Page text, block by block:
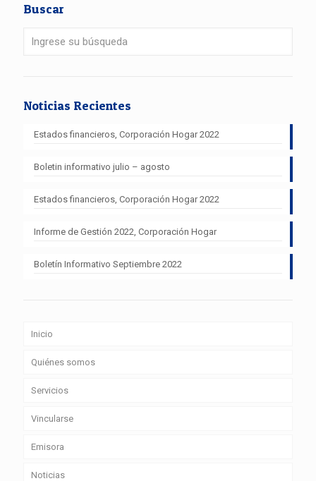
Buscar
Noticias Recientes
Estados financieros, Corporación Hogar 2022
Boletin informativo julio – agosto
Estados financieros, Corporación Hogar 2022
Informe de Gestión 2022, Corporación Hogar
Boletín Informativo Septiembre 2022
Inicio
Quiénes somos
Servicios
Vincularse
Emisora
Noticias